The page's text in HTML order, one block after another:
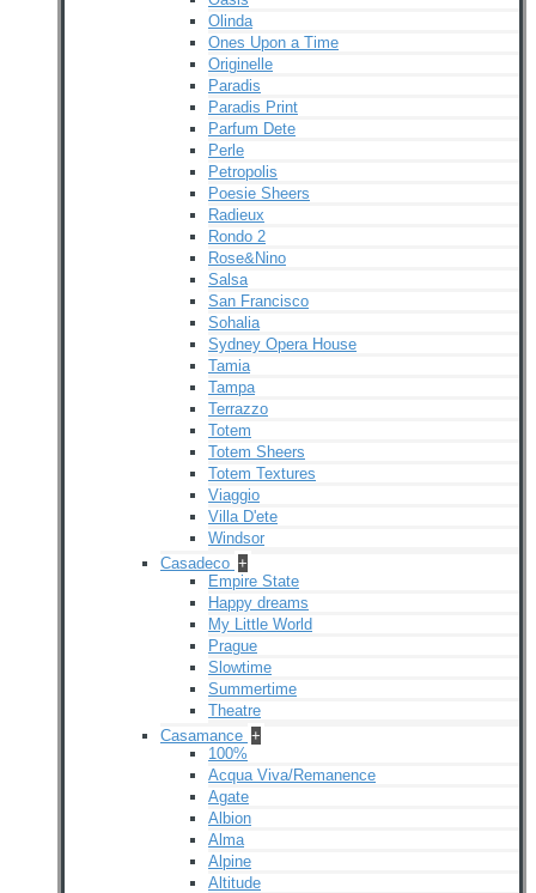
Olinda
Ones Upon a Time
Originelle
Paradis
Paradis Print
Parfum Dete
Perle
Petropolis
Poesie Sheers
Radieux
Rondo 2
Rose&Nino
Salsa
San Francisco
Sohalia
Sydney Opera House
Tamia
Tampa
Terrazzo
Totem
Totem Sheers
Totem Textures
Viaggio
Villa D'ete
Windsor
Casadeco +
Empire State
Happy dreams
My Little World
Prague
Slowtime
Summertime
Theatre
Casamance +
100%
Acqua Viva/Remanence
Agate
Albion
Alma
Alpine
Altitude